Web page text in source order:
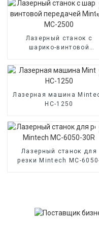
Лазерный станок с
шарико-винтовой
Лазерная машина
HC-1250
Лазерный станок для
резки Mintech MC-